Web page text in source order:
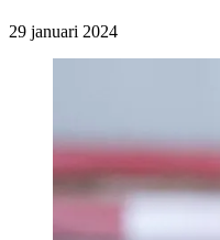
29 januari 2024